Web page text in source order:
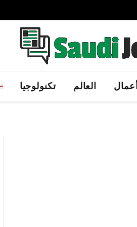
أعمال العالم تكنولوجيا